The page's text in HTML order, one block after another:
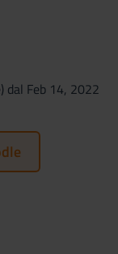
dal Feb 14, 2022